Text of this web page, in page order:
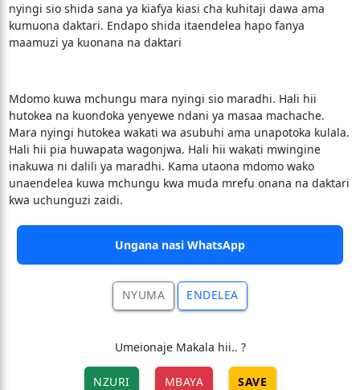
nyingi sio shida sana ya kiafya kiasi cha kuhitaji dawa ama
kumuona daktari. Endapo shida itaendelea hapo fanya
maamuzi ya kuonana na daktari
Mdomo kuwa mchungu mara nyingi sio maradhi. Hali hii
hutokea na kuondoka yenyewe ndani ya masaa machache.
Mara nyingi hutokea wakati wa asubuhi ama unapotoka kulala.
Hali hii pia huwapata wagonjwa. Hali hii wakati mwingine
inakuwa ni dalili ya maradhi. Kama utaona mdomo wako
unaendelea kuwa mchungu kwa muda mrefu onana na daktari
kwa uchunguzi zaidi.
Ungana nasi WhatsApp
NYUMA ENDELEA
Umeionaje Makala hii.. ?
NZURI MBAYA SAVE